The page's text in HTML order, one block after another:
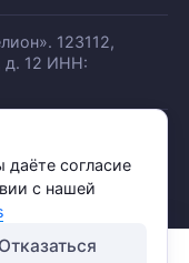
даёте согласие
с нашей
Отказаться
123112,
д. 12 ИНН: